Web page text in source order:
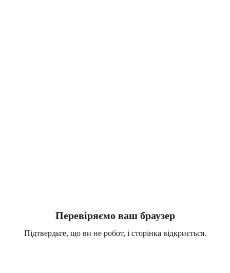
Перевіряємо ваш браузер
Підтвердьте, що ви не робот, і сторінка відкриється.